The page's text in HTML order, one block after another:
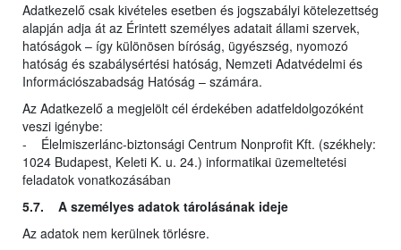
Adatkezelő csak kivételes esetben és jogszabályi kötelezettség
alapján adja át az Érintett személyes adatait állami szervek,
hatóságok – így különösen bíróság, ügyészség, nyomozó
hatóság és szabálysértési hatóság, Nemzeti Adatvédelmi és
Információszabadság Hatóság – számára.
Az Adatkezelő a megjelölt cél érdekében adatfeldolgozóként
veszi igénybe:
- Élelmiszerlánc-biztonsági Centrum Nonprofit Kft. (székhely:
1024 Budapest, Keleti K. u. 24.) informatikai üzemeltetési
feladatok vonatkozásában
5.7. A személyes adatok tárolásának ideje
Az adatok nem kerülnek törlésre.